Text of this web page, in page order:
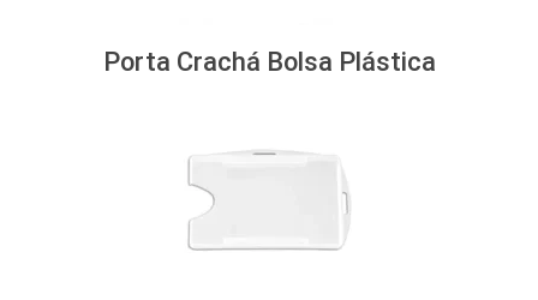
Porta Crachá Bolsa Plástica